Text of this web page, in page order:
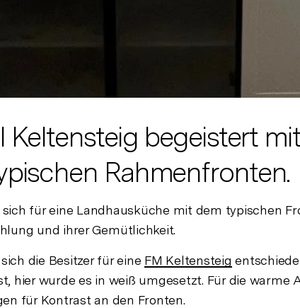
Keltensteig begeistert
Rahmenfronten.
für eine Landhausküche mit dem typischen
und ihrer Gemütlichkeit.
die Besitzer für eine FM Keltensteig
hier wurde es in weiß umgesetzt. Für die
für Kontrast an den Fronten.